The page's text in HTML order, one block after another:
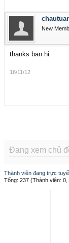
New
thanks bạn hỉ
16/11/12
Đang xem chủ
Thành viên đang trực
Tổng: 237 (Thành viên: